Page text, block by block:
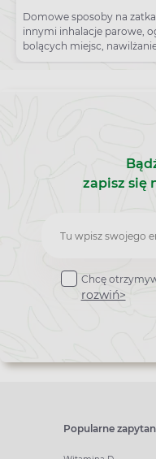
Domowe sposoby na
innymi inhalacje parowe,
bolących miejsc,
zapisz się
Zapisz
do
Chcę
rozwiń>
Popularne